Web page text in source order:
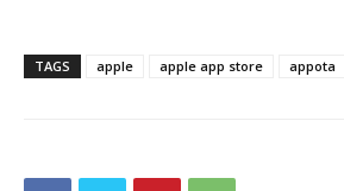
TAGS apple apple app store appota